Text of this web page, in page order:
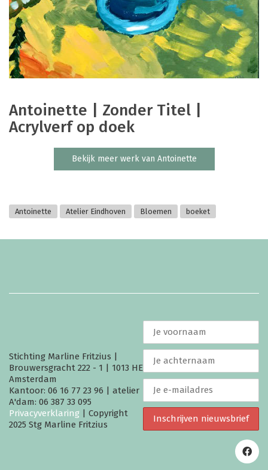
Antoinette | Zonder Titel |
Acrylverf op doek
Bekijk meer werk van Antoinette
Antoinette Atelier Eindhoven Bloemen boeket
Stichting Marline Fritzius |
Brouwersgracht 222 - 1 | 1013 HE
Amsterdam
Kantoor: 06 16 77 23 96 | atelier
A'dam: 06 387 33 095
Privacyverklaring | Copyright
2025 Stg Marline Fritzius